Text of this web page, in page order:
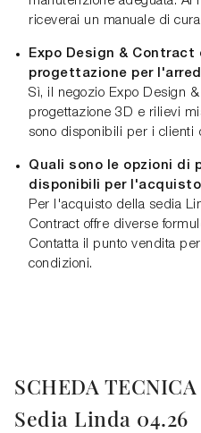
riceverai un manuale di
Expo Design &
progettazione per
Sì, il negozio Expo Design
progettazione 3D e rilievi
sono disponibili per i clienti
Quali sono le opzioni di
disponibili per
Per l'acquisto della sedia
Contract offre diverse
Contatta il punto vendita
condizioni.
SCHEDA TECNICA
Sedia Linda 04.26